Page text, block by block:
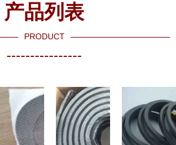
产品列表
PRODUCT
----------------